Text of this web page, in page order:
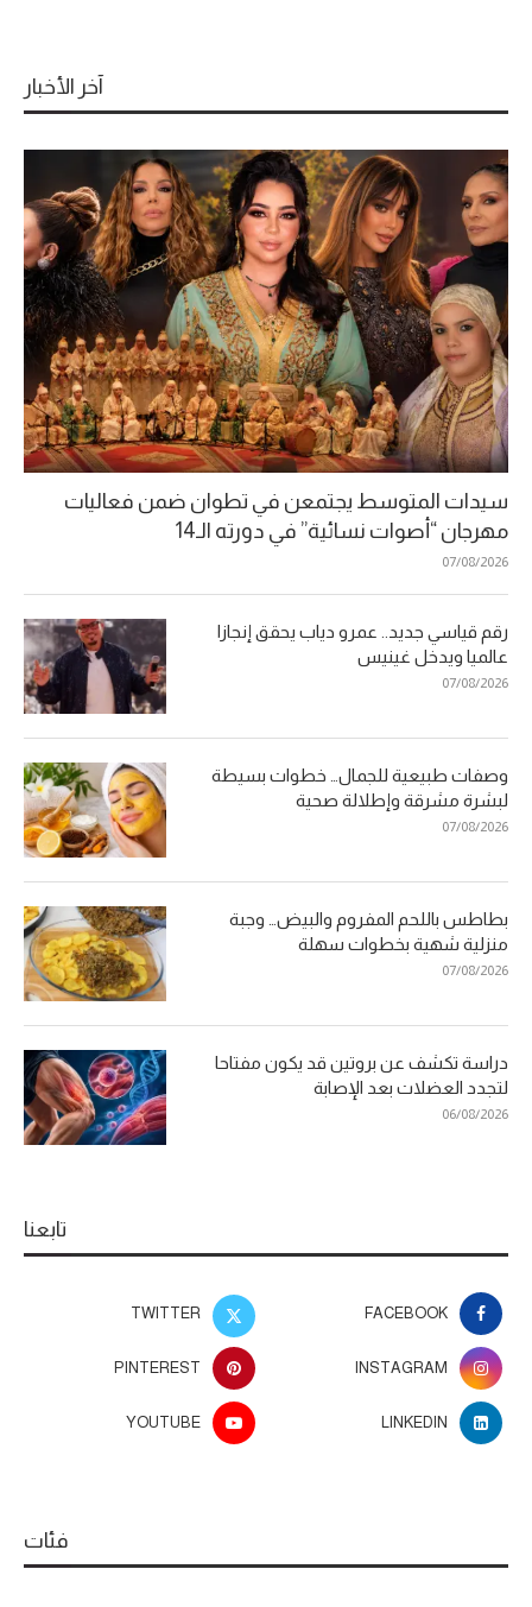
آخر الأخبار
سيدات المتوسط يجتمعن في تطوان ضمن فعاليات
مهرجان “أصوات نسائية” في دورته الـ14
07/08/2026
رقم قياسي جديد.. عمرو دياب يحقق إنجازا
عالميا ويدخل غينيس
07/08/2026
وصفات طبيعية للجمال… خطوات بسيطة
لبشرة مشرقة وإطلالة صحية
07/08/2026
بطاطس باللحم المفروم والبيض… وجبة
منزلية شهية بخطوات سهلة
07/08/2026
دراسة تكشف عن بروتين قد يكون مفتاحا
لتجدد العضلات بعد الإصابة
06/08/2026
تابعنا
FACEBOOK
TWITTER
INSTAGRAM
PINTEREST
LINKEDIN
YOUTUBE
فئات